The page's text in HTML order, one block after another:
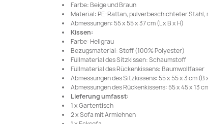
Farbe: Beige und Braun
Material: PE-Rattan, pulverbeschichteter Stahl,
Abmessungen: 55 x 55 x 37 cm (L x B x H)
Kissen:
Farbe: Hellgrau
Bezugsmaterial: Stoff (100% Polyester)
Füllmaterial des Sitzkissen: Schaumstoff
Füllmaterial des Rückenkissens: Baumwollfaser
Abmessungen des Sitzkissens: 55 x 55 x 3 cm (B
Abmessungen des Rückenkissens: 55 x 45 x 13
Lieferung umfasst:
1 x Gartentisch
2 x Sofa mit Armlehnen